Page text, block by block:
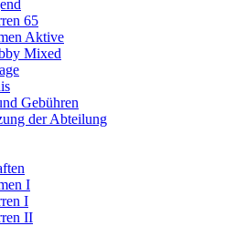
65
Aktive
Mixed
Gebühren
der Abteilung
I
I
II